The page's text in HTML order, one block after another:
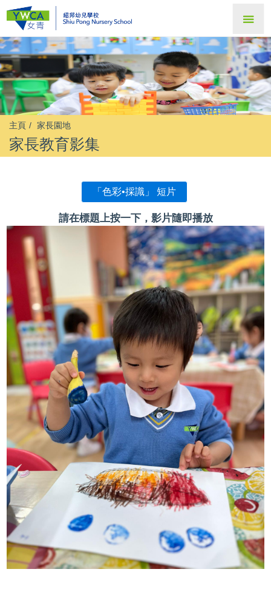
主頁 家長園地
家長教育影集
「色彩•採識」 短片
請在標題上按一下，影片隨即播放